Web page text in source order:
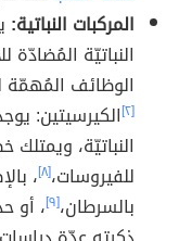
المركبات النباتية:
النباتيّة
الوظائف
[٢] الكيرسيتين:
النباتيّة،
للفيروسات،[٨] ،
بالسرطان،[٩] ، أو